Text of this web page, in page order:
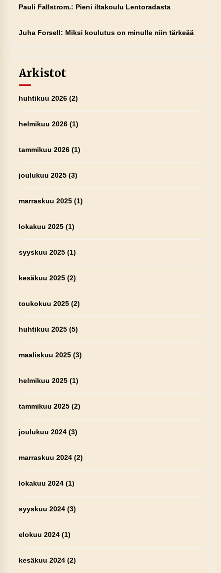
Pauli Fallstrom.: Pieni iltakoulu Lentoradasta
Juha Forsell: Miksi koulutus on minulle niin tärkeää
Arkistot
huhtikuu 2026(2)
helmikuu 2026(1)
tammikuu 2026(1)
joulukuu 2025(3)
marraskuu 2025(1)
lokakuu 2025(1)
syyskuu 2025(1)
kesäkuu 2025(2)
toukokuu 2025(2)
huhtikuu 2025(5)
maaliskuu 2025(3)
helmikuu 2025(1)
tammikuu 2025(2)
joulukuu 2024(3)
marraskuu 2024(2)
lokakuu 2024(1)
syyskuu 2024(3)
elokuu 2024(1)
kesäkuu 2024(2)